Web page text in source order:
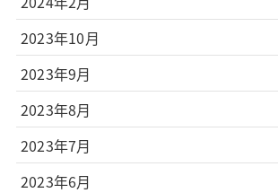
2023年10月
2023年9月
2023年8月
2023年7月
2023年6月